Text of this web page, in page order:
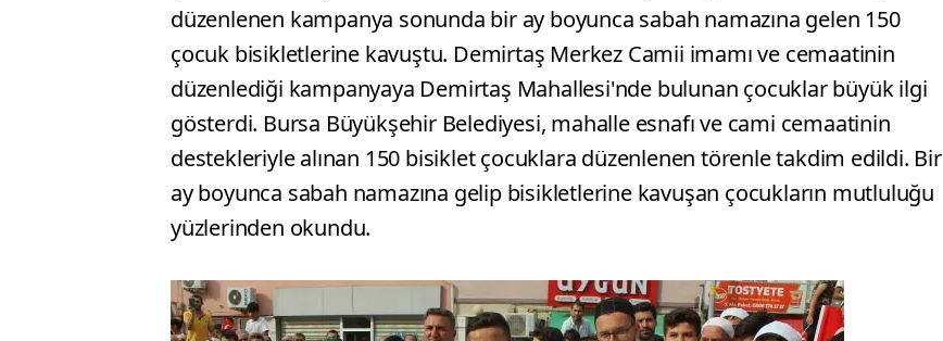
düzenlenen kampanya sonunda bir ay boyunca sabah namazına gelen 150
çocuk bisikletlerine kavuştu. Demirtaş Merkez Camii imamı ve cemaatinin
düzenlediği kampanyaya Demirtaş Mahallesi'nde bulunan çocuklar büyük ilgi
gösterdi. Bursa Büyükşehir Belediyesi, mahalle esnafı ve cami cemaatinin
destekleriyle alınan 150 bisiklet çocuklara düzenlenen törenle takdim edildi. Bir
ay boyunca sabah namazına gelip bisikletlerine kavuşan çocukların mutluluğu
yüzlerinden okundu.